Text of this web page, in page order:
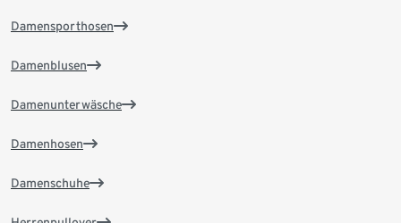
Damensporthosen
Damenblusen
Damenunterwäsche
Damenhosen
Damenschuhe